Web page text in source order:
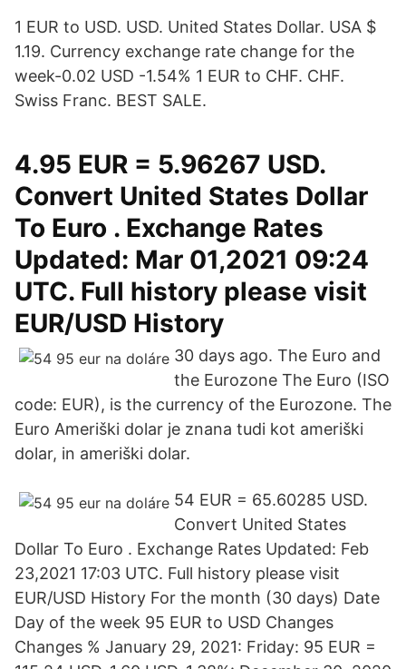
1 EUR to USD. USD. United States Dollar. USA $
1.19. Currency exchange rate change for the
week-0.02 USD -1.54% 1 EUR to CHF. CHF.
Swiss Franc. BEST SALE.
4.95 EUR = 5.96267 USD.
Convert United States Dollar
To Euro . Exchange Rates
Updated: Mar 01,2021 09:24
UTC. Full history please visit
EUR/USD History
30 days ago. The Euro and
the Eurozone The Euro (ISO
code: EUR), is the currency of the Eurozone. The
Euro Ameriški dolar je znana tudi kot ameriški
dolar, in ameriški dolar.
54 EUR = 65.60285 USD.
Convert United States
Dollar To Euro . Exchange Rates Updated: Feb
23,2021 17:03 UTC. Full history please visit
EUR/USD History For the month (30 days) Date
Day of the week 95 EUR to USD Changes
Changes % January 29, 2021: Friday: 95 EUR =